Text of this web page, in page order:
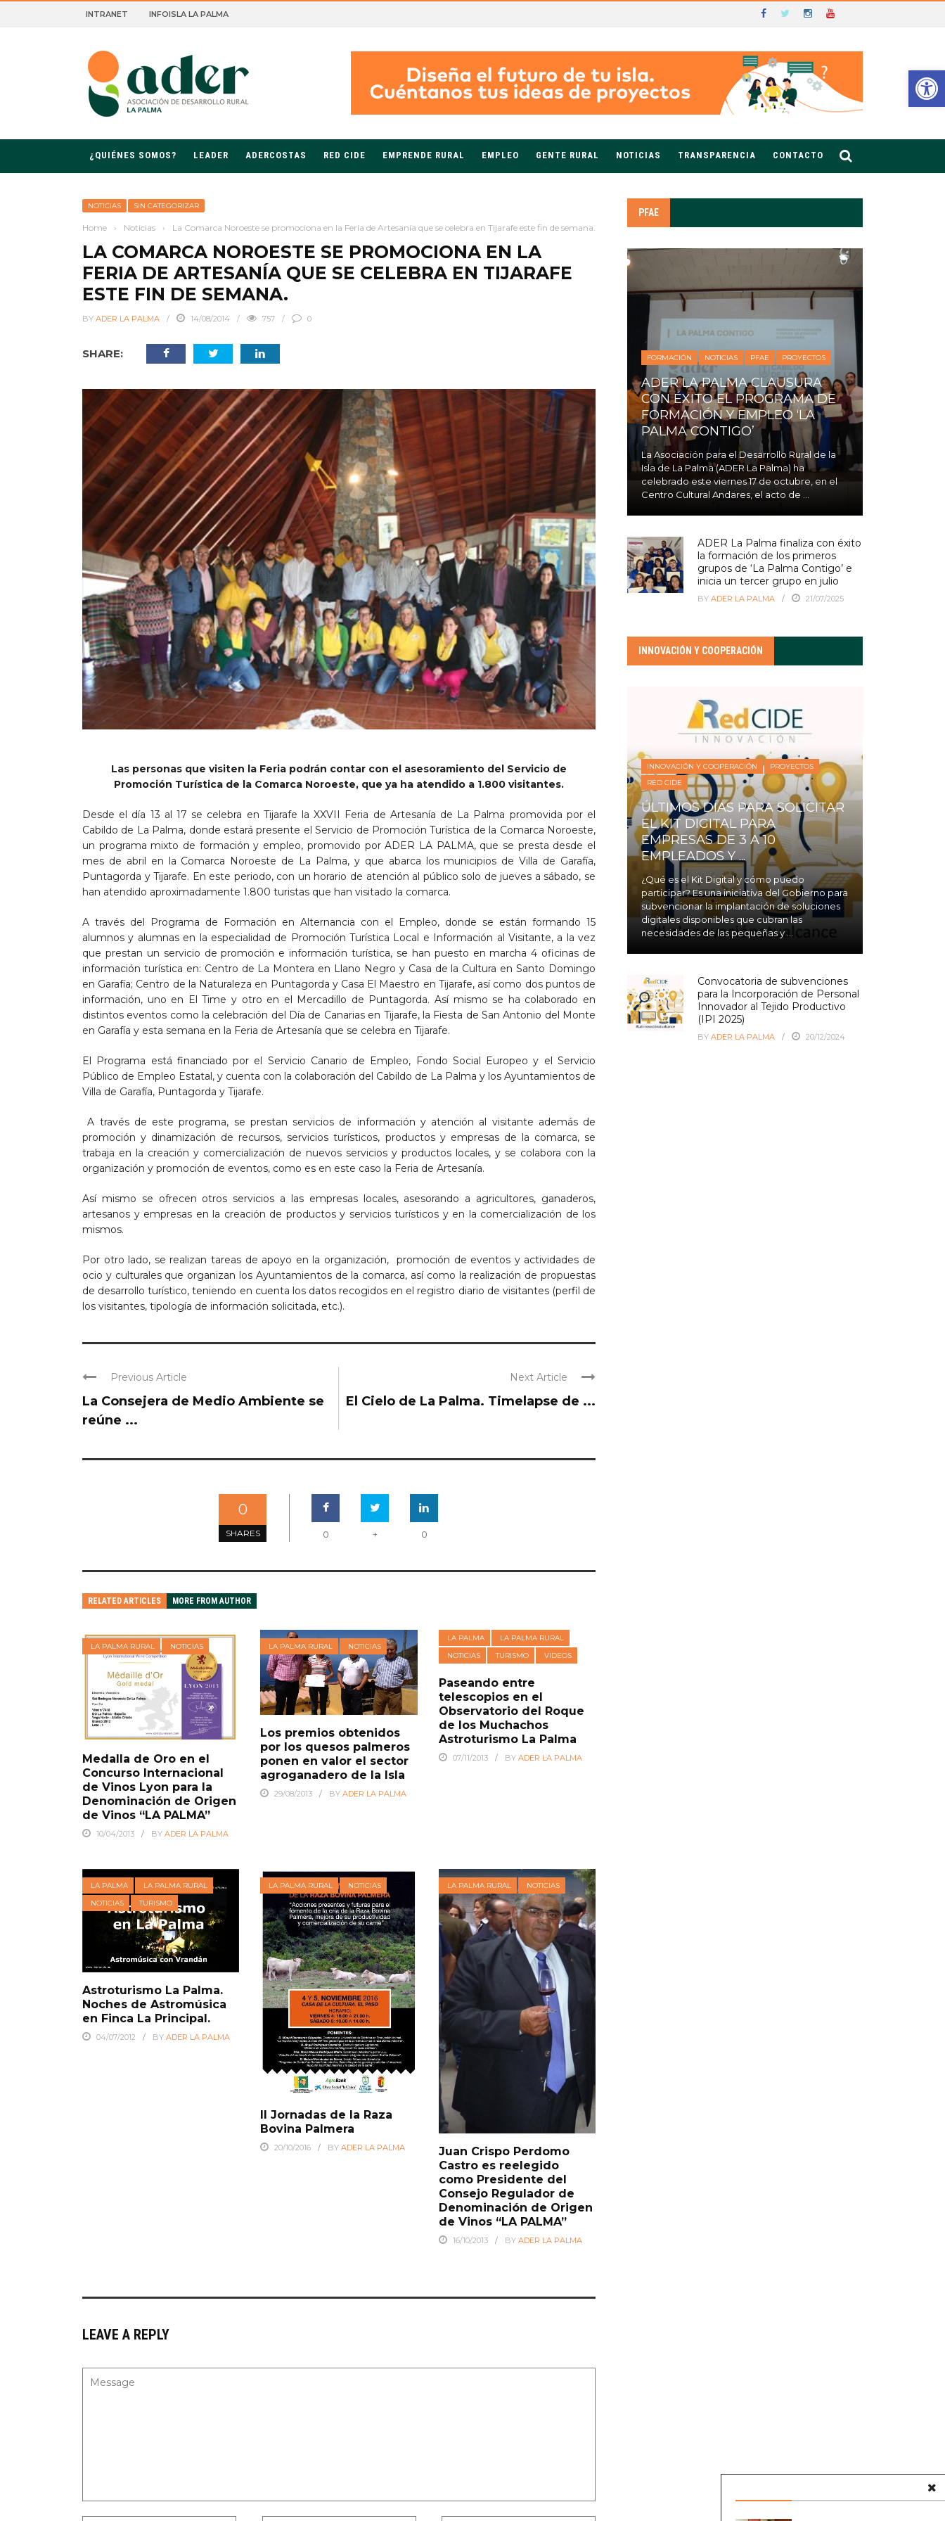
RURAL DE LA PALMA
INTRANET INFOISLA LA PALMA
¿QUIÉNES SOMOS? LEADER ADERCOSTAS RED CIDE EMPRENDE RURAL EMPLEO GENTE RURAL NOTICIAS TRANSPARENCIA CONTACTO
NOTICIAS SIN CATEGORIZAR
Home › Noticias › La Comarca Noroeste se promociona en la Feria de Artesanía que se celebra en Tijarafe este fin de semana.
LA COMARCA NOROESTE SE PROMOCIONA EN LA
FERIA DE ARTESANÍA QUE SE CELEBRA EN TIJARAFE
ESTE FIN DE SEMANA.
BY ADER LA PALMA 14/08/2014 757 0
SHARE:
Las personas que visiten la Feria podrán contar con el asesoramiento del Servicio de
Promoción Turística de la Comarca Noroeste, que ya ha atendido a 1.800 visitantes.
Desde el día 13 al 17 se celebra en Tijarafe la XXVII Feria de Artesanía de La Palma promovida por el
Cabildo de La Palma, donde estará presente el Servicio de Promoción Turística de la Comarca Noroeste,
un programa mixto de formación y empleo, promovido por ADER LA PALMA, que se presta desde el
mes de abril en la Comarca Noroeste de La Palma, y que abarca los municipios de Villa de Garafía,
Puntagorda y Tijarafe. En este periodo, con un horario de atención al público solo de jueves a sábado, se
han atendido aproximadamente 1.800 turistas que han visitado la comarca.
A través del Programa de Formación en Alternancia con el Empleo, donde se están formando 15
alumnos y alumnas en la especialidad de Promoción Turística Local e Información al Visitante, a la vez
que prestan un servicio de promoción e información turística, se han puesto en marcha 4 oficinas de
información turística en: Centro de La Montera en Llano Negro y Casa de la Cultura en Santo Domingo
en Garafía; Centro de la Naturaleza en Puntagorda y Casa El Maestro en Tijarafe, así como dos puntos de
información, uno en El Time y otro en el Mercadillo de Puntagorda. Así mismo se ha colaborado en
distintos eventos como la celebración del Día de Canarias en Tijarafe, la Fiesta de San Antonio del Monte
en Garafía y esta semana en la Feria de Artesanía que se celebra en Tijarafe.
El Programa está financiado por el Servicio Canario de Empleo, Fondo Social Europeo y el Servicio
Público de Empleo Estatal, y cuenta con la colaboración del Cabildo de La Palma y los Ayuntamientos de
Villa de Garafía, Puntagorda y Tijarafe.
A través de este programa, se prestan servicios de información y atención al visitante además de
promoción y dinamización de recursos, servicios turísticos, productos y empresas de la comarca, se
trabaja en la creación y comercialización de nuevos servicios y productos locales, y se colabora con la
organización y promoción de eventos, como es en este caso la Feria de Artesanía.
Así mismo se ofrecen otros servicios a las empresas locales, asesorando a agricultores, ganaderos,
artesanos y empresas en la creación de productos y servicios turísticos y en la comercialización de los
mismos.
Por otro lado, se realizan tareas de apoyo en la organización, promoción de eventos y actividades de
ocio y culturales que organizan los Ayuntamientos de la comarca, así como la realización de propuestas
de desarrollo turístico, teniendo en cuenta los datos recogidos en el registro diario de visitantes (perfil de
los visitantes, tipología de información solicitada, etc.).
Previous Article
La Consejera de Medio Ambiente se
reúne ...
Next Article
El Cielo de La Palma. Timelapse de ...
0
SHARES 0 + 0
RELATED ARTICLES MORE FROM AUTHOR
LA PALMA RURAL NOTICIAS
Medalla de Oro en el
Concurso Internacional
de Vinos Lyon para la
Denominación de Origen
de Vinos “LA PALMA”
10/04/2013 BY ADER LA PALMA
LA PALMA RURAL NOTICIAS
Los premios obtenidos
por los quesos palmeros
ponen en valor el sector
agroganadero de la Isla
29/08/2013 BYADER LA PALMA
LA PALMA
LA PALMA RURAL
NOTICIAS
TURISMO VIDEOS
Paseando entre
telescopios en el
Observatorio del Roque
de los Muchachos
Astroturismo La Palma
07/11/2013 BY ADER LA PALMA
LA PALMA
LA PALMA RURAL
NOTICIAS
TURISMO
Astroturismo La Palma.
Noches de Astromúsica
en Finca La Principal.
04/07/2012 BY ADER LA PALMA
LA PALMA RURAL NOTICIAS
II Jornadas de la Raza
Bovina Palmera
20/10/2016 BYADER LA PALMA
LA PALMA RURAL NOTICIAS
Juan Crispo Perdomo
Castro es reelegido
como Presidente del
Consejo Regulador de
Denominación de Origen
de Vinos “LA PALMA”
16/10/2013 BY ADER LA PALMA
LEAVE A REPLY
PFAE
FORMACIÓN NOTICIAS PFAE PROYECTOS
ADER LA PALMA CLAUSURA
CON ÉXITO EL PROGRAMA DE
FORMACIÓN Y EMPLEO ‘LA
PALMA CONTIGO’
La Asociación para el Desarrollo Rural de la
Isla de La Palma (ADER La Palma) ha
celebrado este viernes 17 de octubre, en el
Centro Cultural Andares, el acto de ...
ADER La Palma finaliza con éxito
la formación de los primeros
grupos de ‘La Palma Contigo’ e
inicia un tercer grupo en julio
BY ADER LA PALMA 21/07/2025
INNOVACIÓN Y COOPERACIÓN
INNOVACIÓN Y COOPERACIÓN
PROYECTOS
RED CIDE
ÚLTIMOS DÍAS PARA SOLICITAR
EL KIT DIGITAL PARA
EMPRESAS DE 3 A 10
EMPLEADOS Y ...
¿Qué es el Kit Digital y cómo puedo
participar? Es una iniciativa del Gobierno para
subvencionar la implantación de soluciones
digitales disponibles que cubran las
necesidades de las pequeñas y ...
Convocatoria de subvenciones
para la Incorporación de Personal
Innovador al Tejido Productivo
(IPI 2025)
BY ADER LA PALMA 20/12/2024